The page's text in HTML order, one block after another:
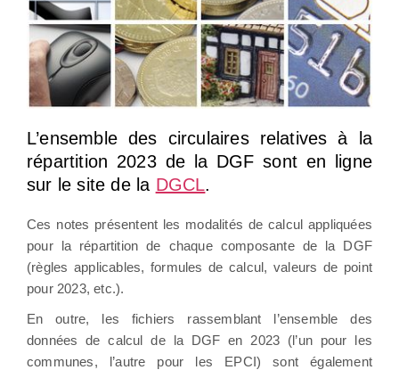
L’ensemble des circulaires relatives à la
répartition 2023 de la DGF sont en ligne
sur le site de la DGCL.
Ces notes présentent les modalités de calcul appliquées
pour la répartition de chaque composante de la DGF
(règles applicables, formules de calcul, valeurs de point
pour 2023, etc.).
En outre, les fichiers rassemblant l’ensemble des
données de calcul de la DGF en 2023 (l’un pour les
communes, l’autre pour les EPCI) sont également